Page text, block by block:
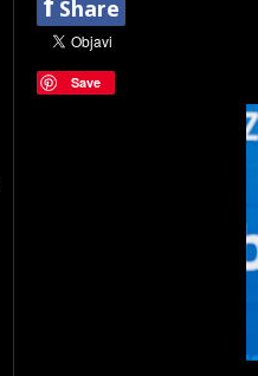
f Share
Save